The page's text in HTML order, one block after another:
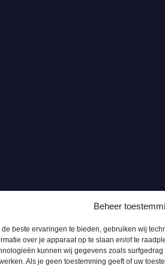
Beheer
de beste ervaringen te bieden, gebruiken wij
over je apparaat op te slaan en/of te
kunnen wij gegevens zoals surfgedrag
Als je geen toestemming geeft of uw